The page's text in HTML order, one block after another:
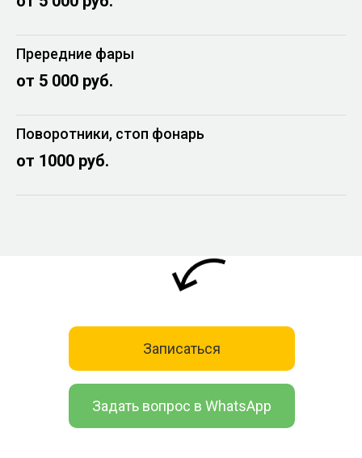
Прередние фары
от 5 000 руб.
Поворотники, стоп фонарь
от 1000 руб.
Задать вопрос в WhatsApp
Записаться